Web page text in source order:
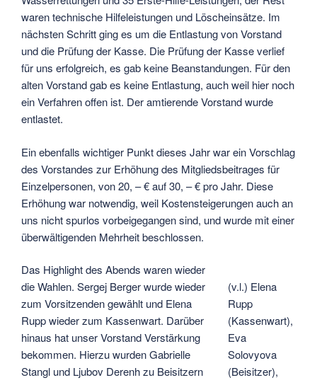
waren technische Hilfeleistungen und Löscheinsätze. Im
nächsten Schritt ging es um die Entlastung von Vorstand
und die Prüfung der Kasse. Die Prüfung der Kasse verlief
für uns erfolgreich, es gab keine Beanstandungen. Für den
alten Vorstand gab es keine Entlastung, auch weil hier noch
ein Verfahren offen ist. Der amtierende Vorstand wurde
entlastet.
Ein ebenfalls wichtiger Punkt dieses Jahr war ein Vorschlag
des Vorstandes zur Erhöhung des Mitgliedsbeitrages für
Einzelpersonen, von 20, – € auf 30, – € pro Jahr. Diese
Erhöhung war notwendig, weil Kostensteigerungen auch an
uns nicht spurlos vorbeigegangen sind, und wurde mit einer
überwältigenden Mehrheit beschlossen.
(v.l.) Elena
Rupp
(Kassenwart),
Eva
Solovyova
(Beisitzer),
Das Highlight des Abends waren wieder
die Wahlen. Sergej Berger wurde wieder
zum Vorsitzenden gewählt und Elena
Rupp wieder zum Kassenwart. Darüber
hinaus hat unser Vorstand Verstärkung
bekommen. Hierzu wurden Gabrielle
Stangl und Ljubov Derenh zu Beisitzern